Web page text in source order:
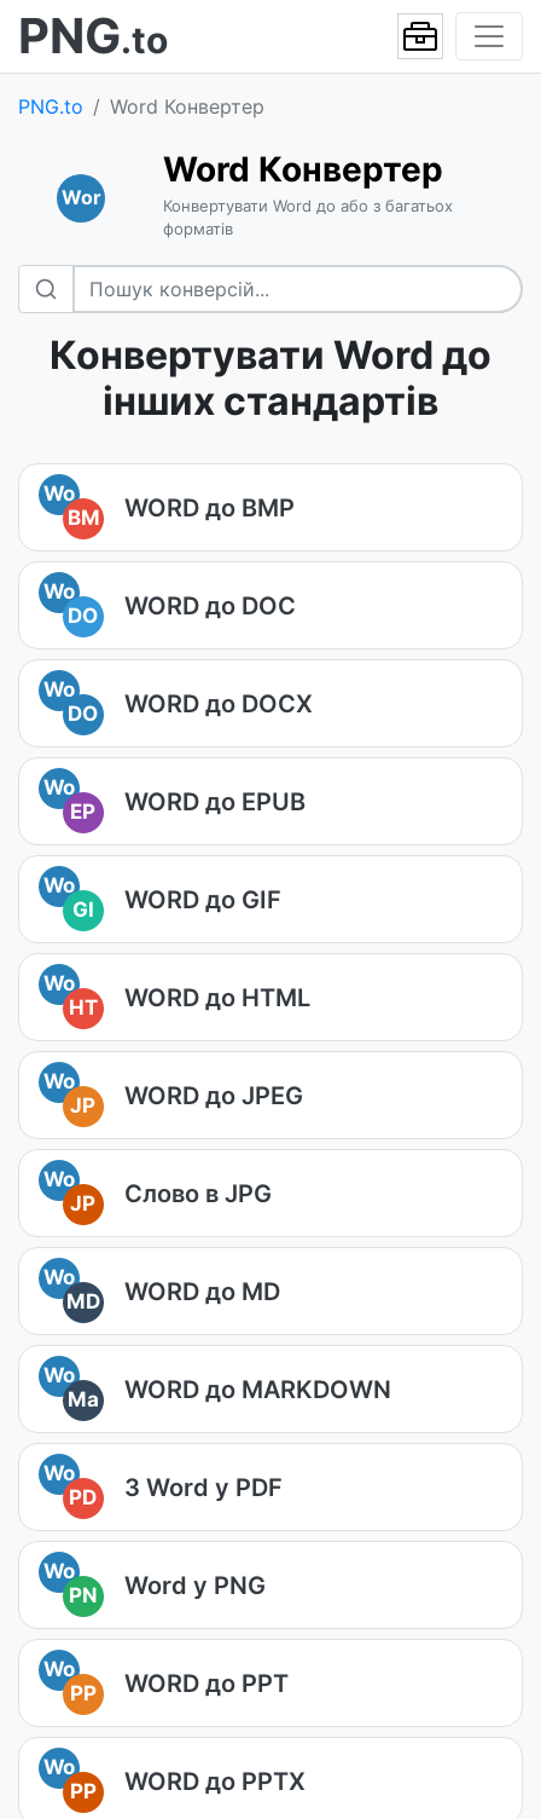
PNG.to
PNG.to Word Конвертер
Wor
Word Конвертер
Конвертувати Word до або з багатьох
форматів
Конвертувати Word до
інших стандартів
Wo
BM
WORD до BMP
Wo
DO
WORD до DOC
Wo
DO
WORD до DOCX
Wo
EP
WORD до EPUB
Wo
GI
WORD до GIF
Wo
HT
WORD до HTML
Wo
JP
WORD до JPEG
Wo
JP
Слово в JPG
Wo
MD
WORD до MD
Wo
Ma
WORD до MARKDOWN
Wo
PD
З Word у PDF
Wo
PN
Word у PNG
Wo
PP
WORD до PPT
Wo
PP
WORD до PPTX